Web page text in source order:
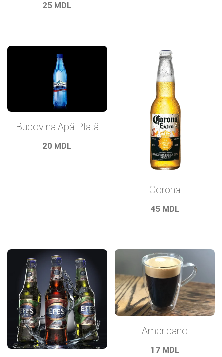
25 MDL
Bucovina Apă Plată
20 MDL
Corona
45 MDL
Americano
17 MDL